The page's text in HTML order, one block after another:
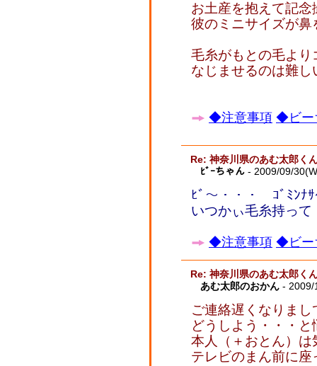
お土産を抱えて記念
彼のミニサイズが
毛糸がもとの毛よ
なじませるのは難
◆注意事項 ◆ビー
Re: 神奈川県のあむ太郎く
ﾋﾞｰちゃん - 2009/09/
ﾋﾞ～・・・ ｺﾞﾐﾝﾅ
いつかぃ毛糸持っ
◆注意事項 ◆ビー
Re: 神奈川県のあむ太郎く
あむ太郎のおかん -
ご連絡遅くなりま
どうしよう・・・
本人（＋おとん）
テレビのまん前に